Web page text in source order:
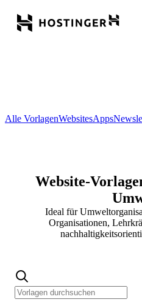
Alle VorlagenWebsitesApps
Website-
Ideal für
Organisationen,